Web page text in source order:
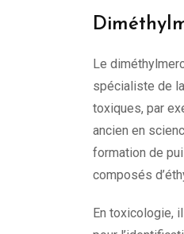
Le
spécialiste de
toxiques, par
ancien en
formation de
composés
En toxicologie,